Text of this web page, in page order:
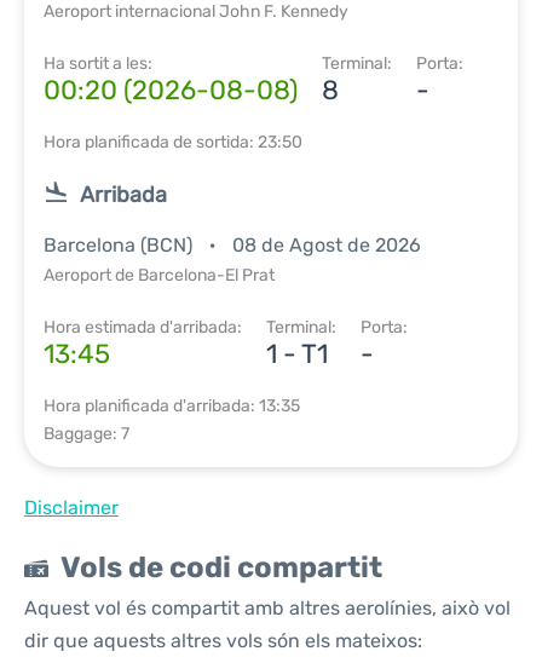
Aeroport internacional John F. Kennedy
Ha sortit a les:
00:20 (2026-08-08)
Terminal:
8
Porta:
-
Hora planificada de sortida: 23:50
Arribada
Barcelona (BCN) 08 de Agost de 2026
Aeroport de Barcelona-El Prat
Hora estimada d'arribada:
13:45
Terminal:
1 - T1
Porta:
-
Hora planificada d'arribada: 13:35
Baggage: 7
Disclaimer
Vols de codi compartit
Aquest vol és compartit amb altres aerolínies, això vol
dir que aquests altres vols són els mateixos: